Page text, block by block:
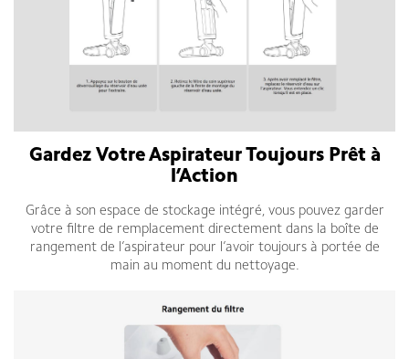
Gardez Votre Aspirateur Toujours Prêt à
l’Action
Grâce à son espace de stockage intégré, vous pouvez garder
votre filtre de remplacement directement dans la boîte de
rangement de l’aspirateur pour l’avoir toujours à portée de
main au moment du nettoyage.